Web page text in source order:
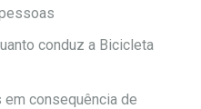
conduz a Bicicleta
consequência de